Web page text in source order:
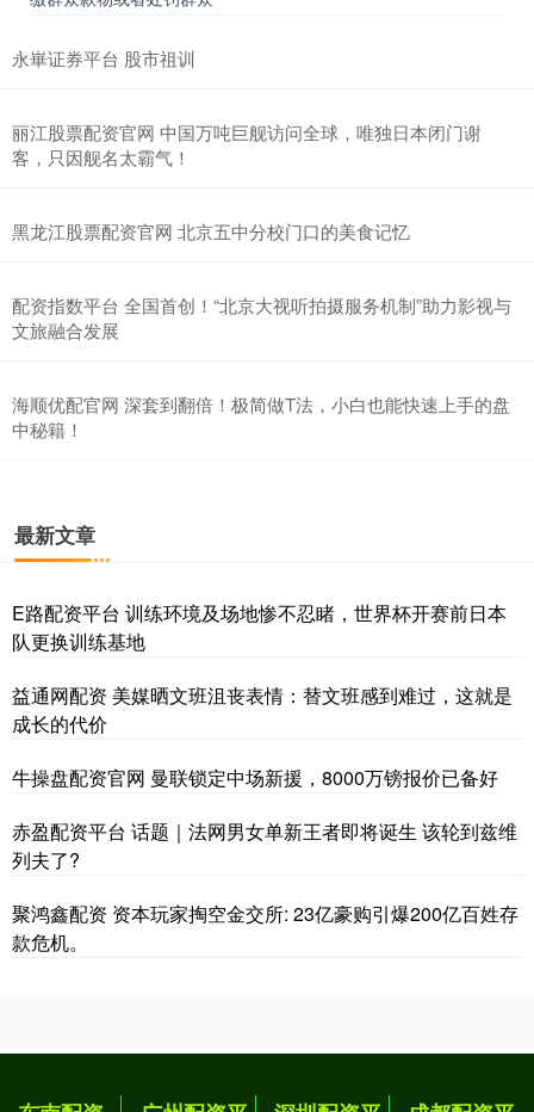
永崋证券平台 股市祖训
丽江股票配资官网 中国万吨巨舰访问全球，唯独日本闭门谢
客，只因舰名太霸气！
黑龙江股票配资官网 北京五中分校门口的美食记忆
配资指数平台 全国首创！“北京大视听拍摄服务机制”助力影视与
文旅融合发展
海顺优配官网 深套到翻倍！极简做T法，小白也能快速上手的盘
中秘籍！
最新文章
E路配资平台 训练环境及场地惨不忍睹，世界杯开赛前日本
队更换训练基地
益通网配资 美媒晒文班沮丧表情：替文班感到难过，这就是
成长的代价
牛操盘配资官网 曼联锁定中场新援，8000万镑报价已备好
赤盈配资平台 话题｜法网男女单新王者即将诞生 该轮到兹维
列夫了?
聚鸿鑫配资 资本玩家掏空金交所: 23亿豪购引爆200亿百姓存
款危机。